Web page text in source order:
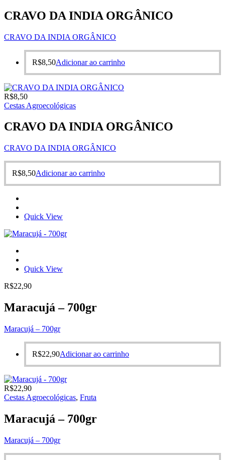
CRAVO DA INDIA ORGÂNICO
CRAVO DA INDIA ORGÂNICO
R$8,50Adicionar ao carrinho
R$8,50
Cestas Agroecológicas
CRAVO DA INDIA ORGÂNICO
CRAVO DA INDIA ORGÂNICO
R$8,50Adicionar ao carrinho
Quick View
Quick View
R$22,90
Maracujá – 700gr
Maracujá – 700gr
R$22,90Adicionar ao carrinho
R$22,90
Cestas Agroecológicas, Fruta
Maracujá – 700gr
Maracujá – 700gr